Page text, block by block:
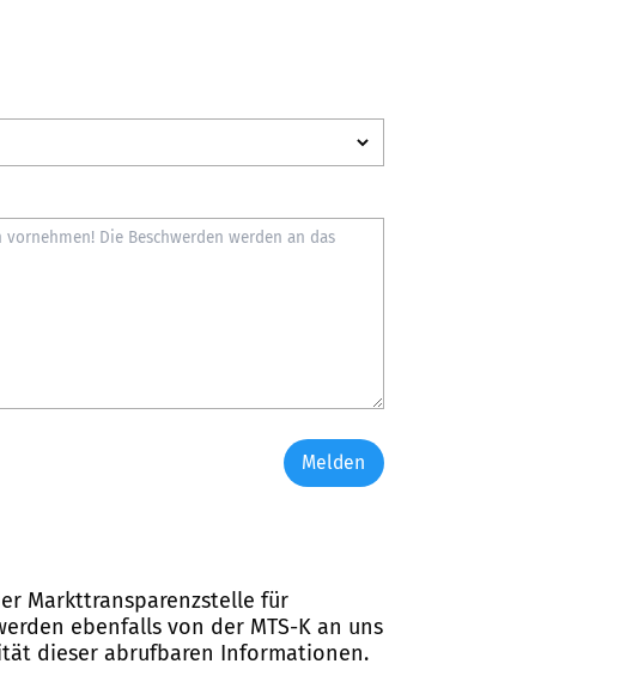
Melden
Markttransparenzstelle für
ebenfalls von der MTS-K an uns
dieser abrufbaren Informationen.